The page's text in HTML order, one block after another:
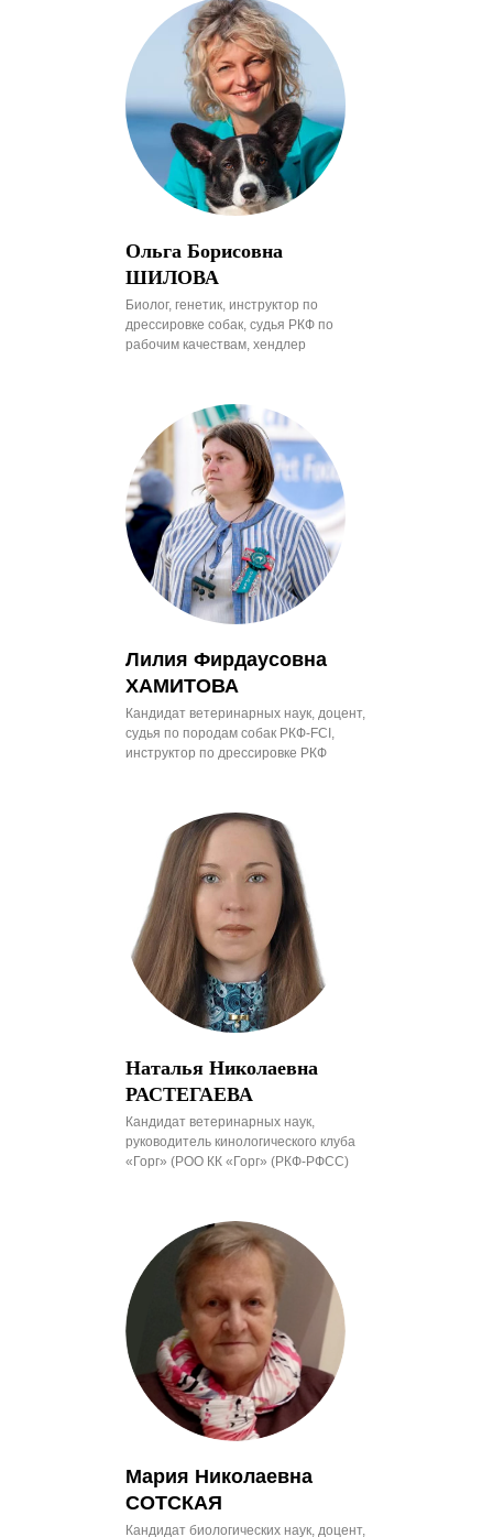
Ольга Борисовна
ШИЛОВА
Биолог, генетик, инструктор по
дрессировке собак, судья РКФ по
рабочим качествам, хендлер
Лилия Фирдаусовна
ХАМИТОВА
Кандидат ветеринарных наук, доцент,
судья по породам собак РКФ-FCI,
инструктор по дрессировке РКФ
Наталья Николаевна
РАСТЕГАЕВА
Кандидат ветеринарных наук,
руководитель кинологического клуба
«Горг» (РОО КК «Горг» (РКФ-РФСС)
Мария Николаевна
СОТСКАЯ
Кандидат биологических наук, доцент,